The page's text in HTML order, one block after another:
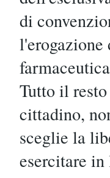
di
l'erogazione
Tutto il
cittadino,
sceglie la
esercitare